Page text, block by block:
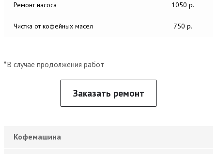
Ремонт насоса 1050 р.
Чистка от кофейных масел 750 р.
*В случае продолжения работ
Заказать ремонт
Кофемашина